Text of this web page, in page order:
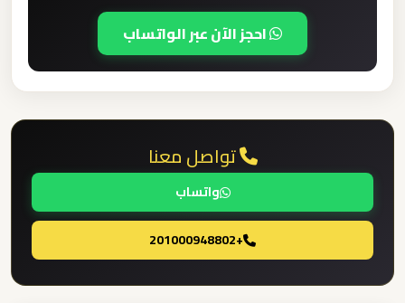
احجز الآن عبر الواتساب
تواصل معنا
واتساب
+201000948802
برج
العرب
والإسكندرية
ليموزين
العرب
الي